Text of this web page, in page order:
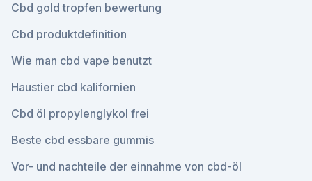
Cbd gold tropfen bewertung
Cbd produktdefinition
Wie man cbd vape benutzt
Haustier cbd kalifornien
Cbd öl propylenglykol frei
Beste cbd essbare gummis
Vor- und nachteile der einnahme von cbd-öl